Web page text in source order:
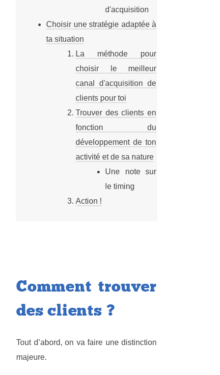
d'acquisition
Choisir une stratégie adaptée à
ta situation
La méthode pour
choisir le meilleur
canal d'acquisition de
clients pour toi
Trouver des clients en
fonction du
développement de ton
activité et de sa nature
Une note sur
le timing
Action !
Comment trouver
des clients ?
Tout d’abord, on va faire une distinction
majeure.